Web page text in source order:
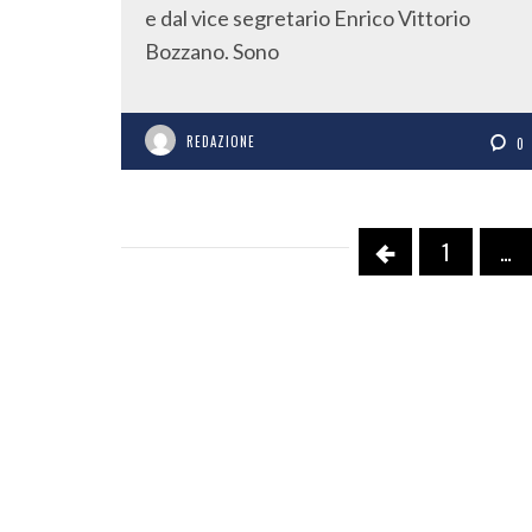
e dal vice segretario Enrico Vittorio
Bozzano. Sono
REDAZIONE 0
1 …